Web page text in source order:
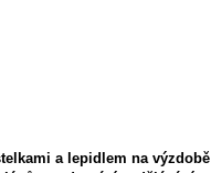
a lepidlem na výzdobě